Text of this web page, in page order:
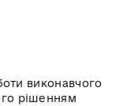
виконавчого
рішенням